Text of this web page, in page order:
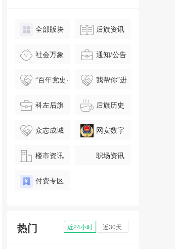
全部版块 后旗资讯
社会万象 通知/公告
“百年党史·
请跟我学”
我帮你”进
行时
科左后旗
之星
后旗历史
文化
众志成城
抗击疫情
网安数字
警务室
楼市资讯 职场资讯
付费专区
热门 近24小时 近30天